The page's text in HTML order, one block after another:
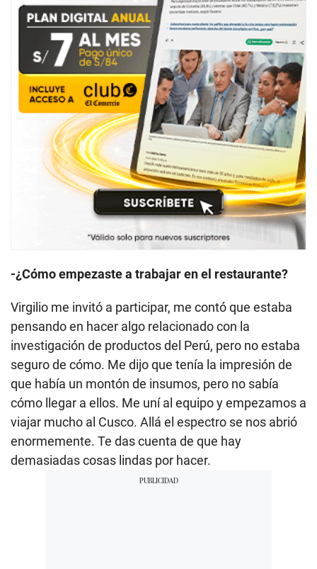
-¿Cómo empezaste a trabajar en el restaurante?
Virgilio me invitó a participar, me contó que estaba
pensando en hacer algo relacionado con la
investigación de productos del Perú, pero no estaba
seguro de cómo. Me dijo que tenía la impresión de
que había un montón de insumos, pero no sabía
cómo llegar a ellos. Me uní al equipo y empezamos a
viajar mucho al Cusco. Allá el espectro se nos abrió
enormemente. Te das cuenta de que hay
demasiadas cosas lindas por hacer.